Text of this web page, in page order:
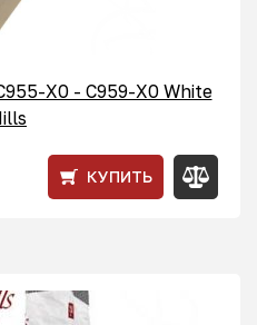
X0 - C959-X0 White
КУПИТЬ